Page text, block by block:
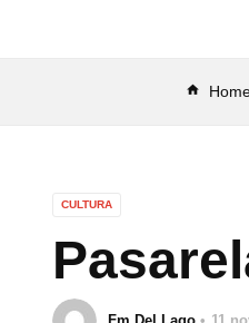
home
CULTURA